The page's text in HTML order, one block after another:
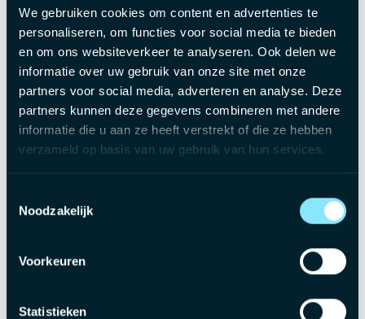
We gebruiken cookies om content en advertenties te
personaliseren, om functies voor social media te bieden
en om ons websiteverkeer te analyseren. Ook delen we
informatie over uw gebruik van onze site met onze
partners voor social media, adverteren en analyse. Deze
partners kunnen deze gegevens combineren met andere
informatie die u aan ze heeft verstrekt of die ze hebben
verzameld op basis van uw gebruik van hun services.
Noodzakelijk
Voorkeuren
Statistieken
Het aanbod
Aantrekkelijk brutoloon tussen €3.500 en €5.500,
afhankelijk van ervaring
Bedrijfswagen naargelang jouw ervaring
Maaltijdcheques van €8 per gewerkte dag voor een
heerlijke lunch met de collega's
Groepsverzekering om te sparen voor je toekomst
Sterk groeipad: impactvolle rol in een internationaliserende
Ruimte voor persoonlijke ontwikkeling, opleiding en
projecten